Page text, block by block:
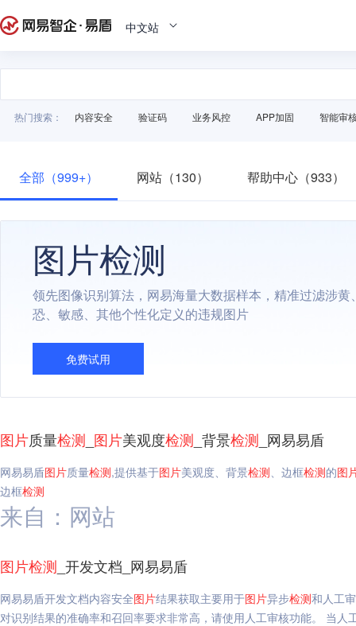
中文站
热门搜索： 内容安全 验证码 业务风控 APP加固 智能审
全部（999+） 网站（130） 帮助中心（933）
图片检测
领先图像识别算法，网易海量大数据样本，精准过滤涉黄
恐、敏感、其他个性化定义的违规图片
免费试用
图片质量检测 图片美观度检测 _背景检测 _网易易盾
网易易盾图片质量检测,提供基于图片美观度、背景检测、边框检测的图
边框检测
来自：网站
图片检测 _开发文档_网易易盾
网易易盾开发文档内容安全图片结果获取主要用于图片异步检测和人工
对识别结果的准确率和召回率要求非常高，请使用人工审核功能。 当人